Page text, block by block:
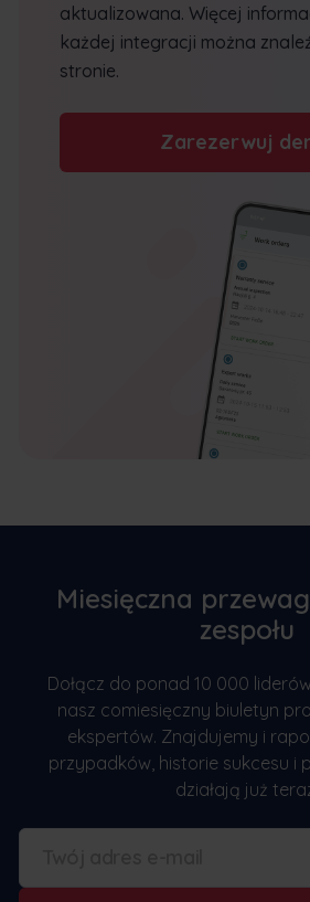
aktualizowana. Więcej
każdej integracji można
stronie.
Zarezerwuj
Miesięczna
zespołu
Dołącz do ponad 10 000
nasz comiesięczny biuletyn
ekspertów. Znajdujemy i
przypadków, historie sukcesu i
działają już